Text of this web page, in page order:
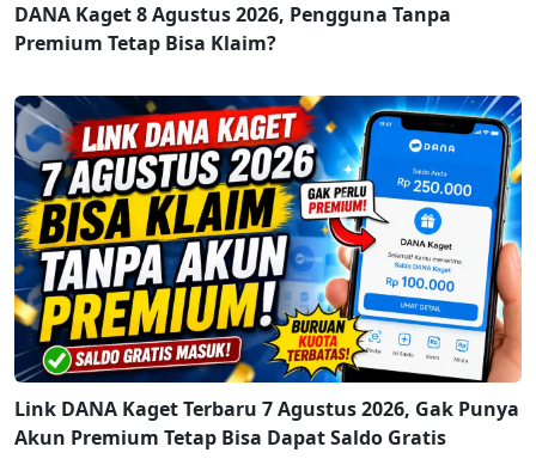
DANA Kaget 8 Agustus 2026, Pengguna Tanpa
Premium Tetap Bisa Klaim?
Link DANA Kaget Terbaru 7 Agustus 2026, Gak Punya
Akun Premium Tetap Bisa Dapat Saldo Gratis